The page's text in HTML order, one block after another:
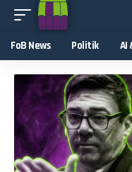
FoB News Politik AI